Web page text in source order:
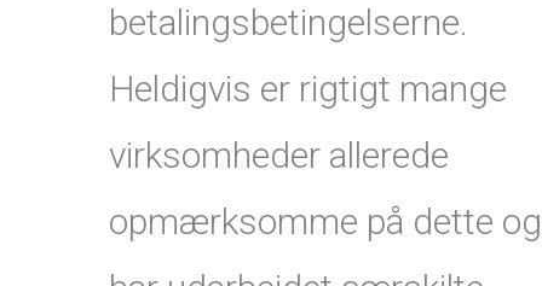
betalingsbetingelserne.
Heldigvis er rigtigt mange
virksomheder allerede
opmærksomme på dette og